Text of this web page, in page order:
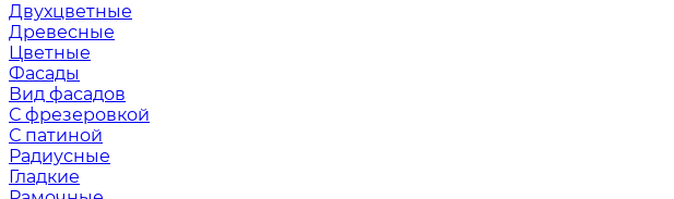
Двухцветные
Древесные
Цветные
Фасады
Вид фасадов
С фрезеровкой
С патиной
Радиусные
Гладкие